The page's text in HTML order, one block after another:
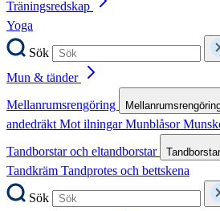
Träningsredskap
Yoga
Sök
Mun & tänder
Mellanrumsrengöring
andedräktMot ilningarMunblåsor
Tandborstar och eltandborstar
Tandkräm Tandprotes och bettskena
Sök